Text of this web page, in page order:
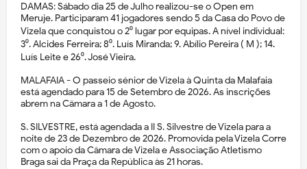
DAMAS: Sábado dia 25 de Julho realizou-se o Open em
Meruje. Participaram 41 jogadores sendo 5 da Casa do Povo de
Vizela que conquistou o 2⁰ lugar por equipas. A nível individual:
3⁰. Alcides Ferreira; 8⁰. Luís Miranda; 9. Abílio Pereira ( M ); 14.
Luís Leite e 26⁰. José Vieira.
MALAFAIA - O passeio sénior de Vizela à Quinta da Malafaia
está agendado para 15 de Setembro de 2026. As inscrições
abrem na Câmara a 1 de Agosto.
S. SILVESTRE, está agendada a II S. Silvestre de Vizela para a
noite de 23 de Dezembro de 2026. Promovida pela Vizela Corre
com o apoio da Câmara de Vizela e Associação Atletismo
Braga sai da Praça da República às 21 horas.